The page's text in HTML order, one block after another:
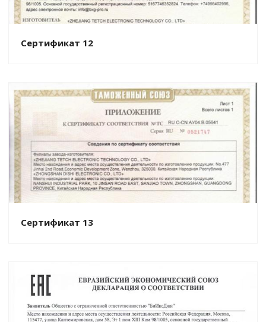
Сертификат 12
Сертификат 13